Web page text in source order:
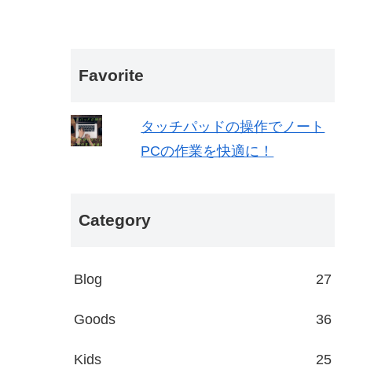
Favorite
タッチパッドの操作でノート
PCの作業を快適に！
Category
Blog 27
Goods 36
Kids 25